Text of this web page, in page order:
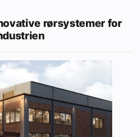
rørsystemer for